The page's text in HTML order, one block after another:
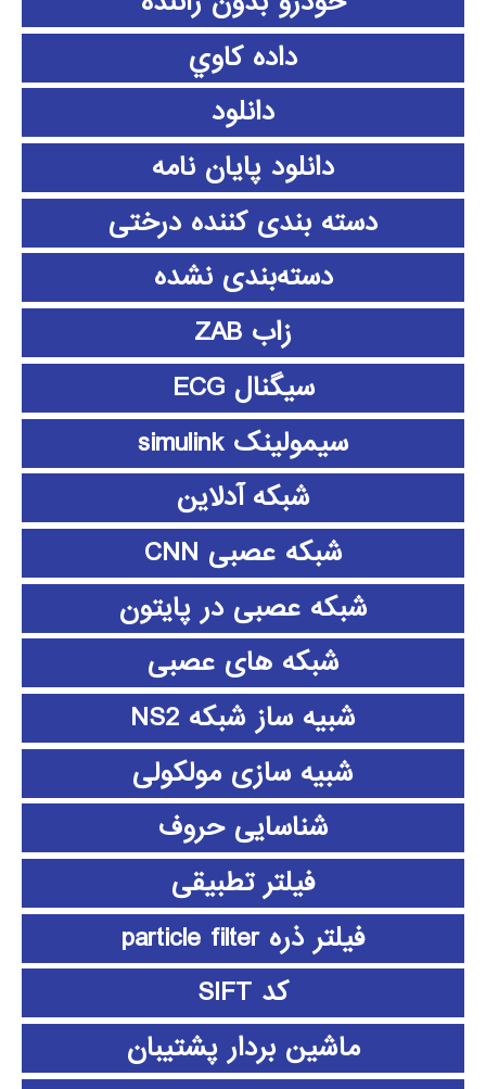
داده كاوي
دانلود
دانلود پايان نامه
دسته بندی کننده درختی
دسته‌بندی نشده
زاب ZAB
سیگنال ECG
سیمولینک simulink
شبکه آدلاین
شبکه عصبی CNN
شبکه عصبی در پایتون
شبکه های عصبی
شبیه ساز شبکه NS2
شبیه سازی مولکولی
شناسایی حروف
فیلتر تطبیقی
فیلتر ذره particle filter
کد SIFT
ماشین بردار پشتیبان